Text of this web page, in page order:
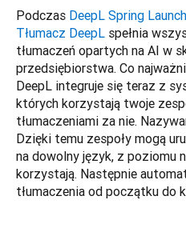
Podczas DeepL Spring Launch
Tłumacz DeepL spełnia
tłumaczeń opartych na AI w
przedsiębiorstwa. Co
DeepL integruje się teraz z
których korzystają twoje
tłumaczeniami za nie.
Dzięki temu zespoły mogą
na dowolny język, z poziomu
korzystają. Następnie
tłumaczenia od początku do